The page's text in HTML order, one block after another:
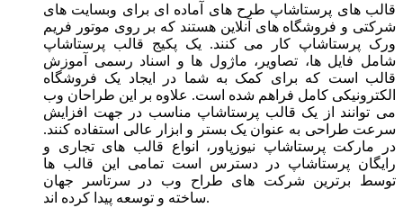
قالب های پرستاشاپ طرح های آماده ای برای وبسایت های
شرکتی و فروشگاه های آنلاین هستند که بر روی موتور فریم
ورک پرستاشاپ کار می کنند. یک پکیج قالب پرستاشاپ
شامل فایل ها، تصاویر، ماژول ها و اسناد رسمی آموزش
قالب است که برای کمک به شما در ایجاد یک فروشگاه
الکترونیکی کامل فراهم شده است. علاوه بر این طراحان وب
می توانند از یک قالب پرستاشاپ مناسب در جهت افزایش
سرعت طراحی به عنوان یک بستر و ابزار عالی استفاده کنند.
در مارکت پرستاشاپ نیوزپاور، انواع قالب های تجاری و
رایگان پرستاشاپ در دسترس است تمامی این قالب ها
توسط برترین شرکت های طراح وب در سرتاسر جهان
ساخته و توسعه پیدا کرده اند.